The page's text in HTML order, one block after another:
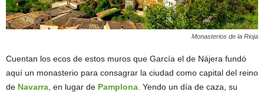
Monasterios de la Rioja
Cuentan los ecos de estos muros que García el de Nájera fundó
aquí un monasterio para consagrar la ciudad como capital del reino
de Navarra , en lugar de Pamplona . Yendo un día de caza, su